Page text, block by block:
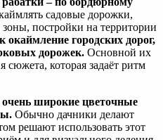
садовые дорожки,
постройки на территории
окаймление городских дорог,
дорожек. Основной их
сюжета, которая задаёт ритм
очень широкие цветочные
Обычно дачники делают
решают использовать этот